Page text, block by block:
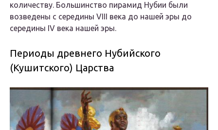
количеству. Большинство пирамид Нубии были
возведены с середины VIII века до нашей эры до
середины IV века нашей эры.
Периоды древнего Нубийского
(Кушитского) Царства